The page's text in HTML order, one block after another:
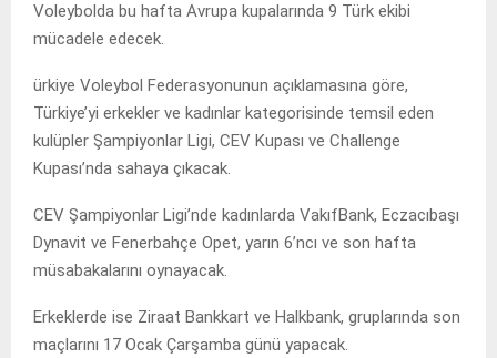
Voleybolda bu hafta Avrupa kupalarında 9 Türk ekibi
mücadele edecek.
ürkiye Voleybol Federasyonunun açıklamasına göre,
Türkiye’yi erkekler ve kadınlar kategorisinde temsil eden
kulüpler Şampiyonlar Ligi, CEV Kupası ve Challenge
Kupası’nda sahaya çıkacak.
CEV Şampiyonlar Ligi’nde kadınlarda VakıfBank, Eczacıbaşı
Dynavit ve Fenerbahçe Opet, yarın 6’ncı ve son hafta
müsabakalarını oynayacak.
Erkeklerde ise Ziraat Bankkart ve Halkbank, gruplarında son
maçlarını 17 Ocak Çarşamba günü yapacak.